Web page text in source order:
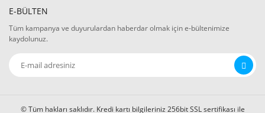
E-BÜLTEN
Tüm kampanya ve duyurulardan haberdar olmak için e-bültenimize
kaydolunuz.
© Tüm hakları saklıdır. Kredi kartı bilgileriniz 256bit SSL sertifikası ile